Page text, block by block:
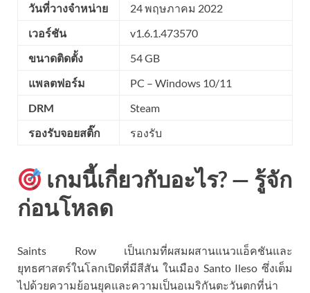
วันที่วางจำหน่าย
24 พฤษภาคม 2022
เวอร์ชัน
v1.6.1.473570
ขนาดติดตั้ง
54 GB
แพลตฟอร์ม
PC – Windows 10/11
DRM
Steam
รองรับจอยสติ๊ก
รองรับ
เกมนี้เกี่ยวกับอะไร? — รู้จัก
ก่อนโหลด
Saints Row เป็นเกมที่ผสมผสานแนวแอ็คชันและ
ยุทธศาสตร์ในโลกเปิดที่มีสีสัน ในเมือง Santo Ileso ซึ่งเต็ม
ไปด้วยความย้อนยุคและความเป็นอเมริกันตะวันตกที่น่า